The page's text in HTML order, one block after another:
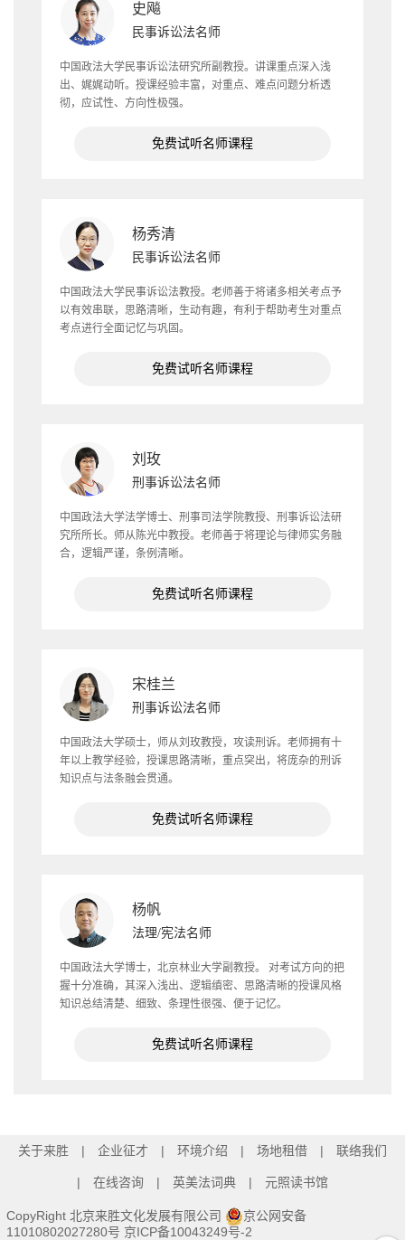
史飚
民事诉讼法名师
中国政法大学民事诉讼法研究所副教授。讲课重点深入浅
出、娓娓动听。授课经验丰富，对重点、难点问题分析透
彻，应试性、方向性极强。
免费试听名师课程
杨秀清
民事诉讼法名师
中国政法大学民事诉讼法教授。老师善于将诸多相关考点予
以有效串联，思路清晰，生动有趣，有利于帮助考生对重点
考点进行全面记忆与巩固。
免费试听名师课程
刘玫
刑事诉讼法名师
中国政法大学法学博士、刑事司法学院教授、刑事诉讼法研
究所所长。师从陈光中教授。老师善于将理论与律师实务融
合，逻辑严谨，条例清晰。
免费试听名师课程
宋桂兰
刑事诉讼法名师
中国政法大学硕士，师从刘玫教授，攻读刑诉。老师拥有十
年以上教学经验，授课思路清晰，重点突出，将庞杂的刑诉
知识点与法条融会贯通。
免费试听名师课程
杨帆
法理/宪法名师
中国政法大学博士，北京林业大学副教授。 对考试方向的把
握十分准确，其深入浅出、逻辑缜密、思路清晰的授课风格
知识总结清楚、细致、条理性很强、便于记忆。
免费试听名师课程
关于来胜 企业征才 环境介绍 场地租借 联络我们
在线咨询 英美法词典 元照读书馆
CopyRight 北京来胜文化发展有限公司
京公网安备
11010802027280号 京ICP备10043249号-2